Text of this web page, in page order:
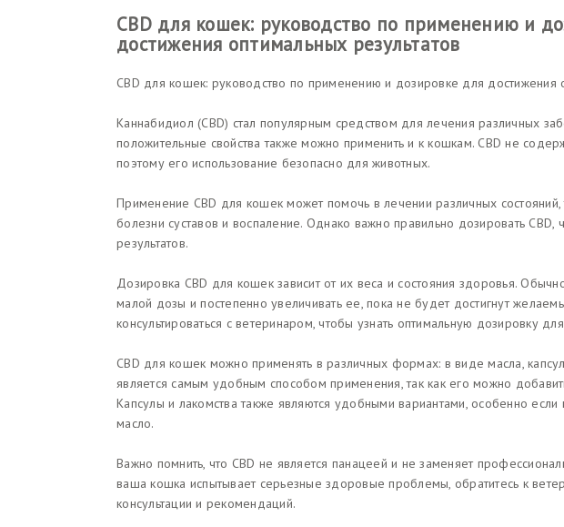
CBD для кошек: руководство по применению и
достижения оптимальных результатов
CBD для кошек: руководство по применению и дозировке для достижения
Каннабидиол (CBD) стал популярным средством для лечения различных
положительные свойства также можно применить и к кошкам. CBD не
поэтому его использование безопасно для животных.
Применение CBD для кошек может помочь в лечении различных состояний,
болезни суставов и воспаление. Однако важно правильно дозировать CBD,
результатов.
Дозировка CBD для кошек зависит от их веса и состояния здоровья.
малой дозы и постепенно увеличивать ее, пока не будет достигнут
консультироваться с ветеринаром, чтобы узнать оптимальную дозировку
CBD для кошек можно применять в различных формах: в виде масла,
является самым удобным способом применения, так как его можно
Капсулы и лакомства также являются удобными вариантами, особенно
масло.
Важно помнить, что CBD не является панацеей и не заменяет
ваша кошка испытывает серьезные здоровые проблемы, обратитесь к
консультации и рекомендаций.